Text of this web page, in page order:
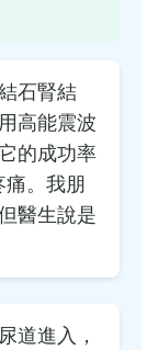
石腎結
高能震波
的成功率
。我朋
醫生說是
道進入，